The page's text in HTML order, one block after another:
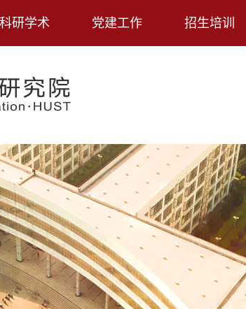
科研学术 党建工作 招生培训